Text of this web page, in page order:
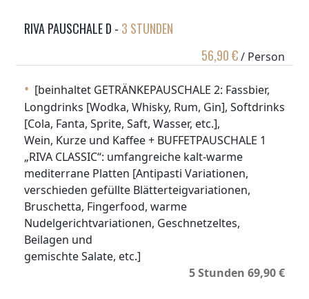
RIVA PAUSCHALE D - 3 STUNDEN
56,90 €/ Person
[beinhaltet GETRÄNKEPAUSCHALE 2: Fassbier,
Longdrinks [Wodka, Whisky, Rum, Gin], Softdrinks
[Cola, Fanta, Sprite, Saft, Wasser, etc.],
Wein, Kurze und Kaffee + BUFFETPAUSCHALE 1
„RIVA CLASSIC“: umfangreiche kalt-warme
mediterrane Platten [Antipasti Variationen,
verschieden gefüllte Blätterteigvariationen,
Bruschetta, Fingerfood, warme
Nudelgerichtvariationen, Geschnetzeltes,
Beilagen und
gemischte Salate, etc.]
5 Stunden 69,90 €